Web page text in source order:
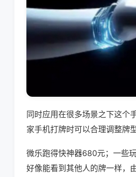
同时应用在很多场景之下这个
家手机打牌时可以合理调整牌
微乐跑得快神器680元；一些
好像能看到其他人的牌一样，